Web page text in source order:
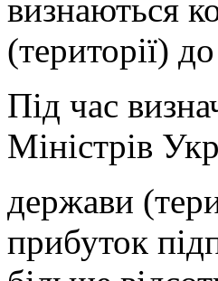
визнаються
(території)
Під час
Міністрів
держави
прибуток